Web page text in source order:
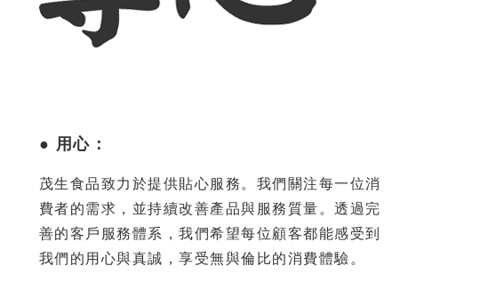
● 用心：
茂生食品致力於提供貼心服務。我們關注每一位消
費者的需求，並持續改善產品與服務質量。透過完
善的客戶服務體系，我們希望每位顧客都能感受到
我們的用心與真誠，享受無與倫比的消費體驗。